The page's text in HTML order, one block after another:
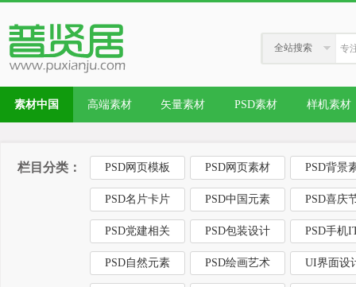
全站搜索
素材中国 高端素材 矢量素材 PSD素材 样机素材
栏目分类： PSD网页模板 PSD网页素材 PSD背景
PSD名片卡片 PSD中国元素 PSD喜庆
PSD党建相关 PSD包装设计 PSD手机
PSD自然元素 PSD绘画艺术 UI界面设